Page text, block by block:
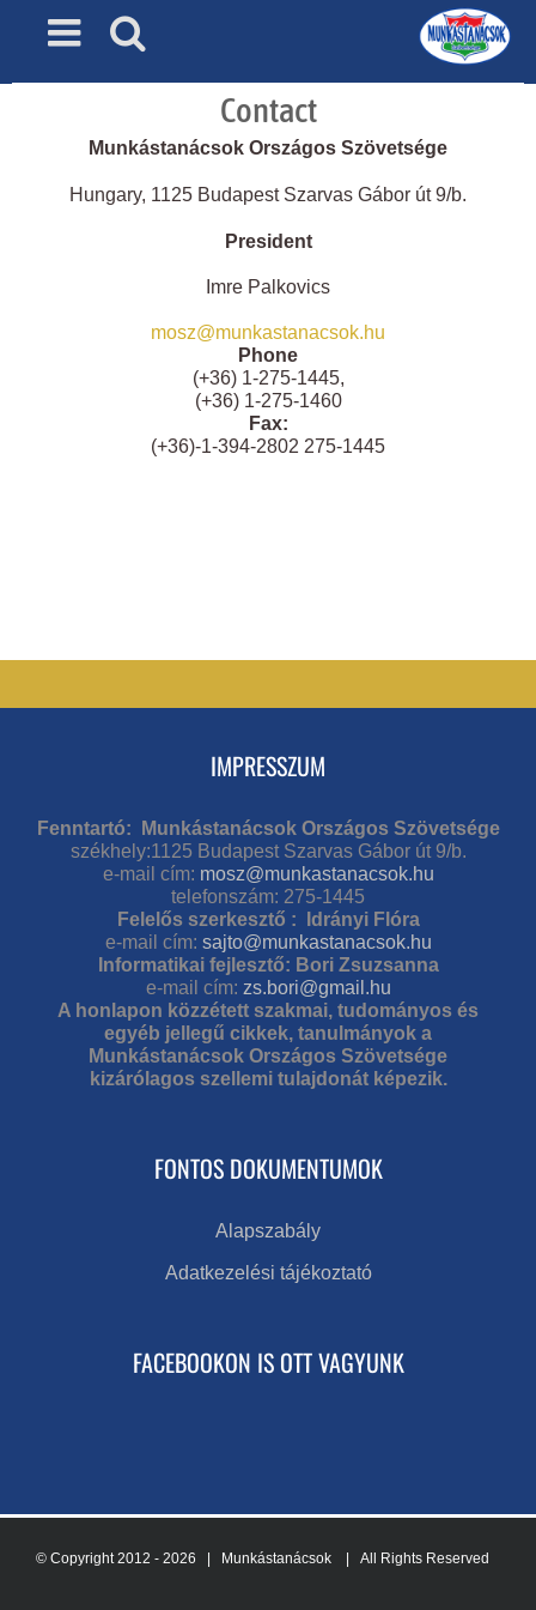
Contact
Munkástanácsok Országos Szövetsége
Hungary, 1125 Budapest Szarvas Gábor út 9/b.
President
Imre Palkovics
mosz@munkastanacsok.hu
Phone
(+36) 1-275-1445,
(+36) 1-275-1460
Fax:
(+36)-1-394-2802 275-1445
IMPRESSZUM
Fenntartó: Munkástanácsok Országos Szövetsége
székhely:1125 Budapest Szarvas Gábor út 9/b.
e-mail cím: mosz@munkastanacsok.hu
telefonszám: 275-1445
Felelős szerkesztő : Idrányi Flóra
e-mail cím: sajto@munkastanacsok.hu
Informatikai fejlesztő: Bori Zsuzsanna
e-mail cím: zs.bori@gmail.hu
A honlapon közzétett szakmai, tudományos és
egyéb jellegű cikkek, tanulmányok a
Munkástanácsok Országos Szövetsége
kizárólagos szellemi tulajdonát képezik.
FONTOS DOKUMENTUMOK
Alapszabály
Adatkezelési tájékoztató
FACEBOOKON IS OTT VAGYUNK
© Copyright 2012 - 2026 | Munkástanácsok | All Rights Reserved